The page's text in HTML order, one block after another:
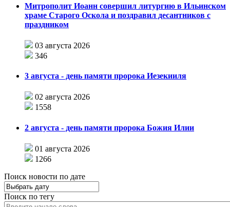
Митрополит Иоанн совершил литургию в Ильинском
храме Старого Оскола и поздравил десантников с
праздником
03 августа 2026
346
3 августа - день памяти пророка Иезекииля
02 августа 2026
1558
2 августа - день памяти пророка Божия Илии
01 августа 2026
1266
Поиск новости по дате
Поиск по тегу